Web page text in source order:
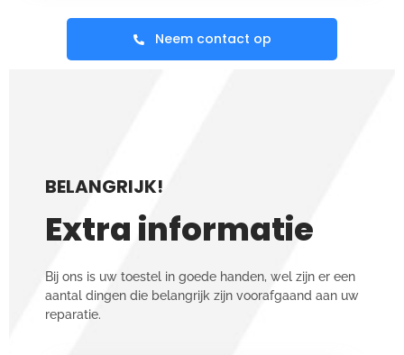
Neem contact op
BELANGRIJK!
Extra informatie
Bij ons is uw toestel in goede handen, wel zijn er een
aantal dingen die belangrijk zijn voorafgaand aan uw
reparatie.